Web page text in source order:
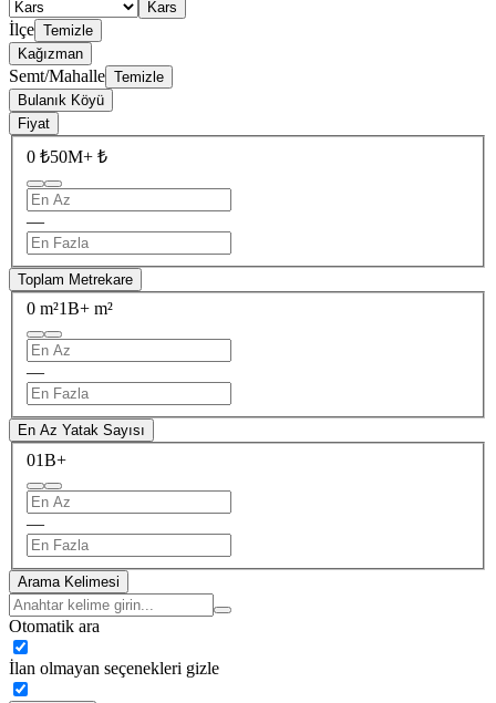
Kars
İlçe Temizle
Kağızman
Semt/Mahalle Temizle
Bulanık Köyü
Fiyat
0 ₺50M+ ₺
—
Toplam Metrekare
0 m²1B+ m²
—
En Az Yatak Sayısı
01B+
—
Arama Kelimesi
Otomatik ara
İlan olmayan seçenekleri gizle